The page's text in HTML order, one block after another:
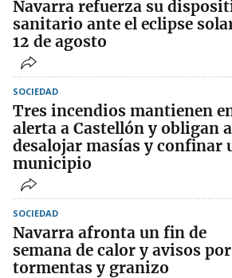
Navarra refuerza su
sanitario ante el eclipse
12 de agosto
SOCIEDAD
Tres incendios mantienen
alerta a Castellón y obligan a
desalojar masías y confinar
municipio
SOCIEDAD
Navarra afronta un fin de
semana de calor y avisos por
tormentas y granizo